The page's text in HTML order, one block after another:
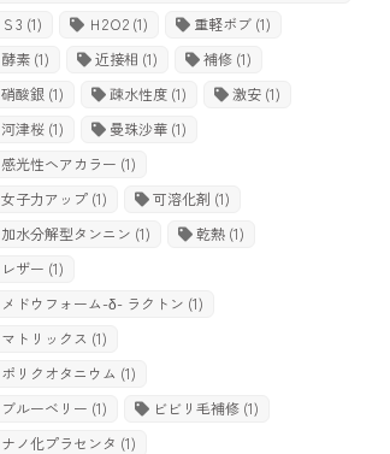
Ｓ3 (1) Ｈ2Ｏ2 (1) 重軽ボブ (1)
酵素 (1) 近接相 (1) 補修 (1)
硝酸銀 (1) 疎水性度 (1) 激安 (1)
河津桜 (1) 曼珠沙華 (1)
感光性ヘアカラー (1)
女子力アップ (1) 可溶化剤 (1)
加水分解型タンニン (1) 乾熱 (1)
レザー (1)
メドウフォーム-δ- ラクトン (1)
マトリックス (1)
ポリクオタニウム (1)
ブルーベリー (1) ビビリ毛補修 (1)
ナノ化プラセンタ (1)